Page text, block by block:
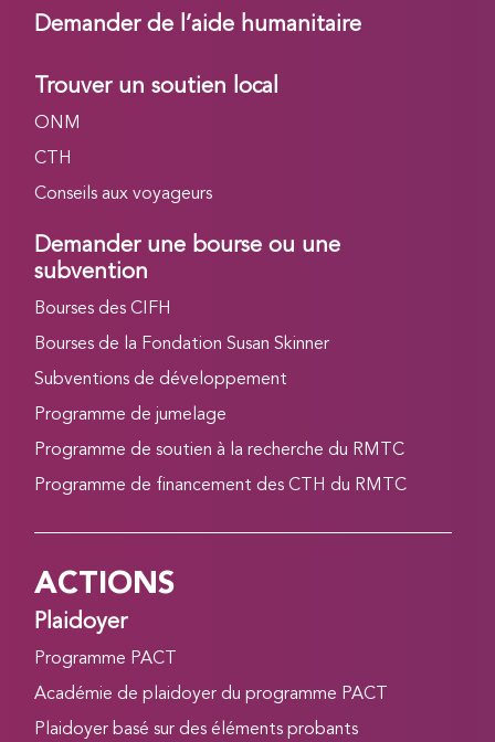
Demander de l’aide humanitaire
Trouver un soutien local
ONM
CTH
Conseils aux voyageurs
Demander une bourse ou une
subvention
Bourses des CIFH
Bourses de la Fondation Susan Skinner
Subventions de développement
Programme de jumelage
Programme de soutien à la recherche du RMTC
Programme de financement des CTH du RMTC
ACTIONS
Plaidoyer
Programme PACT
Académie de plaidoyer du programme PACT
Plaidoyer basé sur des éléments probants